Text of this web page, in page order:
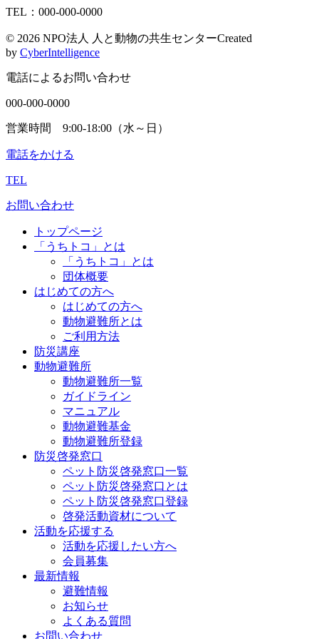
TEL：000-000-0000
© 2026 NPO法人 人と動物の共生センターCreated
by CyberIntelligence
電話によるお問い合わせ
000-000-0000
営業時間 9:00-18:00（水～日）
電話をかける
TEL
お問い合わせ
トップページ
「うちトコ」とは
「うちトコ」とは
団体概要
はじめての方へ
はじめての方へ
動物避難所とは
ご利用方法
防災講座
動物避難所
動物避難所一覧
ガイドライン
マニュアル
動物避難基金
動物避難所登録
防災啓発窓口
ペット防災啓発窓口一覧
ペット防災啓発窓口とは
ペット防災啓発窓口登録
啓発活動資材について
活動を応援する
活動を応援したい方へ
会員募集
最新情報
避難情報
お知らせ
よくある質問
お問い合わせ